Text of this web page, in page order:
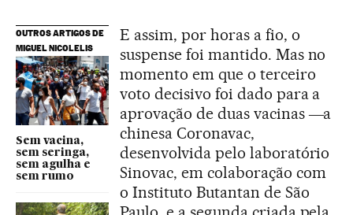
OUTROS ARTIGOS DE
MIGUEL NICOLELIS
Sem vacina,
sem seringa,
sem agulha e
sem rumo
E assim, por horas a fio, o
suspense foi mantido. Mas no
momento em que o terceiro
voto decisivo foi dado para a
aprovação de duas vacinas ―a
chinesa Coronavac,
desenvolvida pelo laboratório
Sinovac, em colaboração com
o Instituto Butantan de São